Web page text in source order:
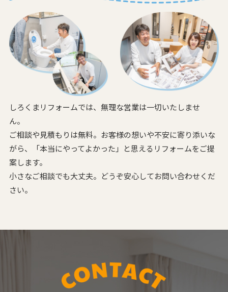
しろくまリフォームでは、無理な営業は一切いたしませ
ん。
ご相談や見積もりは無料。お客様の想いや不安に寄り添いな
がら、
「本当にやってよかった」と思えるリフォームをご提
案します。
小さなご相談でも大丈夫。どうぞ安心してお問い合わせくだ
さい。